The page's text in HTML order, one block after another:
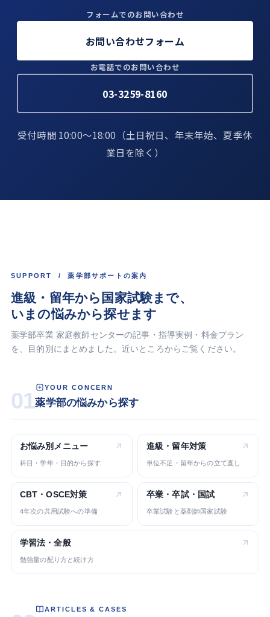
フォームでのお問い合わせ
お問い合わせフォーム
お電話でのお問い合わせ
03-3259-8160
受付時間 10:00〜18:00（土日祝日、年末年始、夏季休
業日を除く）
SUPPORT / 薬学部サポートの案内
進級・留年から国家試験まで、
いまの悩みから探せます
薬学部卒業 家庭教師センターの記事・指導実例・料金プラン
を、目的別にまとめました。近いところからご覧ください。
01
YOUR CONCERN
薬学部の悩みから探す
お悩み別 メニュー
科目・学年・目的から探す
進級・留年対策
単位不足・留年からの立て直し
CBT・OSCE対策
4年次の共用試験への準備
卒業・卒試・ 国試
卒業試験と薬剤師国家試験
学習法・全般
勉強量の配り方と続け方
ARTICLES & CASES